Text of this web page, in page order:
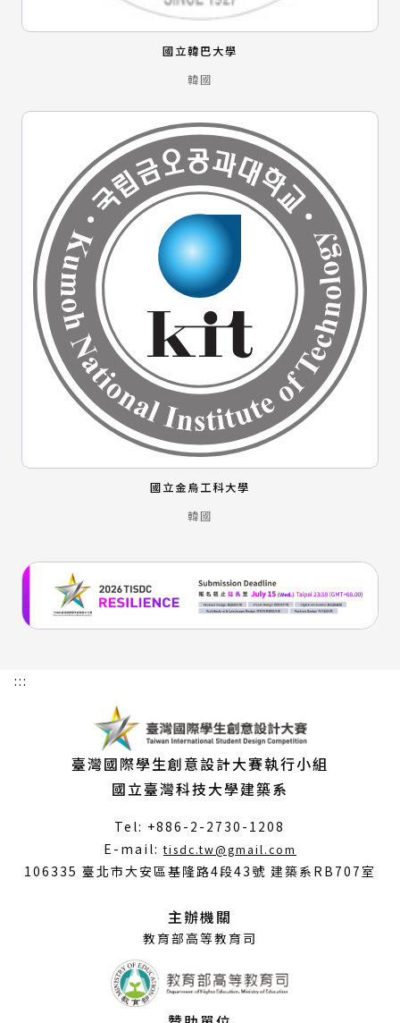
國立韓巴大學
韓國
國立金烏工科大學
韓國
:::
臺灣國際學生創意設計大賽執行小組
國立臺灣科技大學建築系
Tel: +886-2-2730-1208
E-mail:tisdc.tw@gmail.com
開
106335 臺北市大安區基隆路4段43號 建築系RB707室
主辦機關
教育部高等教育司